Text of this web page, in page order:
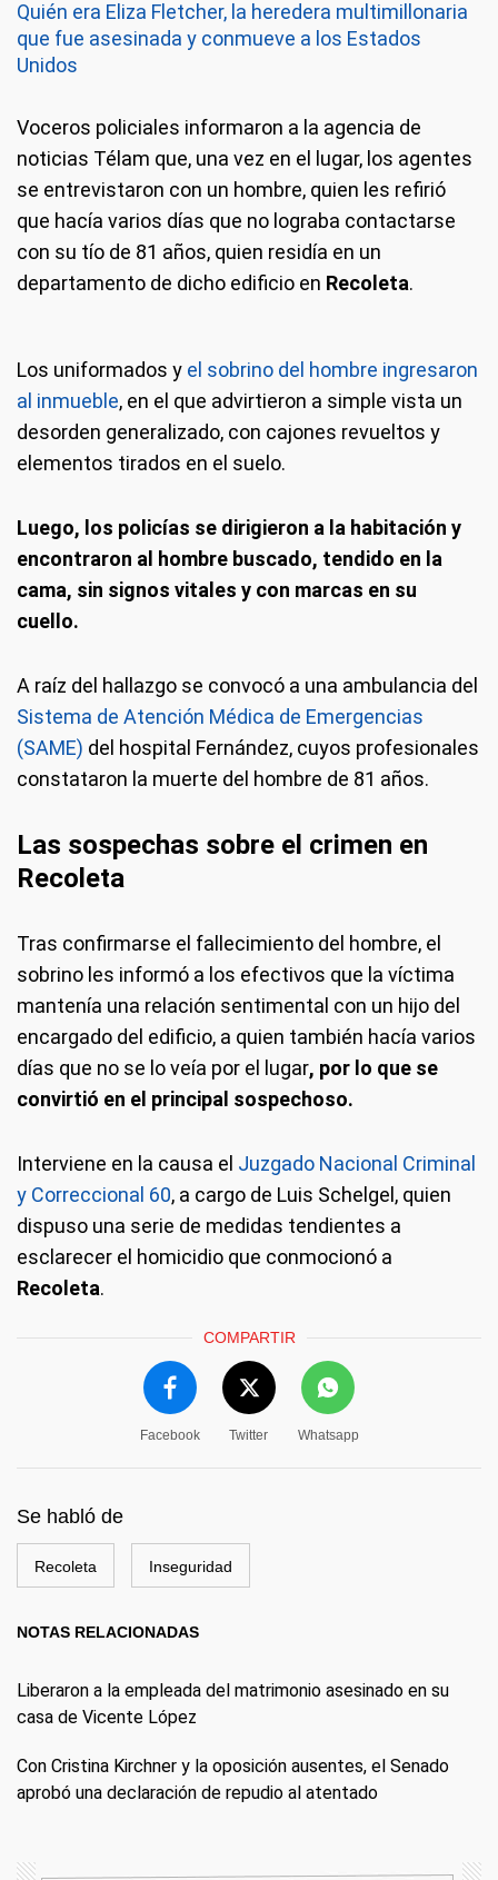
Quién era Eliza Fletcher, la heredera multimillonaria
que fue asesinada y conmueve a los Estados
Unidos
Voceros policiales informaron a la agencia de
noticias Télam que, una vez en el lugar, los agentes
se entrevistaron con un hombre, quien les refirió
que hacía varios días que no lograba contactarse
con su tío de 81 años, quien residía en un
departamento de dicho edificio en Recoleta.
Los uniformados y el sobrino del hombre ingresaron
al inmueble, en el que advirtieron a simple vista un
desorden generalizado, con cajones revueltos y
elementos tirados en el suelo.
Luego, los policías se dirigieron a la habitación y
encontraron al hombre buscado, tendido en la
cama, sin signos vitales y con marcas en su
cuello.
A raíz del hallazgo se convocó a una ambulancia del
Sistema de Atención Médica de Emergencias
(SAME) del hospital Fernández, cuyos profesionales
constataron la muerte del hombre de 81 años.
Las sospechas sobre el crimen en
Recoleta
Tras confirmarse el fallecimiento del hombre, el
sobrino les informó a los efectivos que la víctima
mantenía una relación sentimental con un hijo del
encargado del edificio, a quien también hacía varios
días que no se lo veía por el lugar, por lo que se
convirtió en el principal sospechoso.
Interviene en la causa el Juzgado Nacional Criminal
y Correccional 60, a cargo de Luis Schelgel, quien
dispuso una serie de medidas tendientes a
esclarecer el homicidio que conmocionó a
Recoleta.
COMPARTIR
Facebook Twitter Whatsapp
Se habló de
Recoleta Inseguridad
NOTAS RELACIONADAS
Liberaron a la empleada del matrimonio asesinado en su
casa de Vicente López
Con Cristina Kirchner y la oposición ausentes, el Senado
aprobó una declaración de repudio al atentado